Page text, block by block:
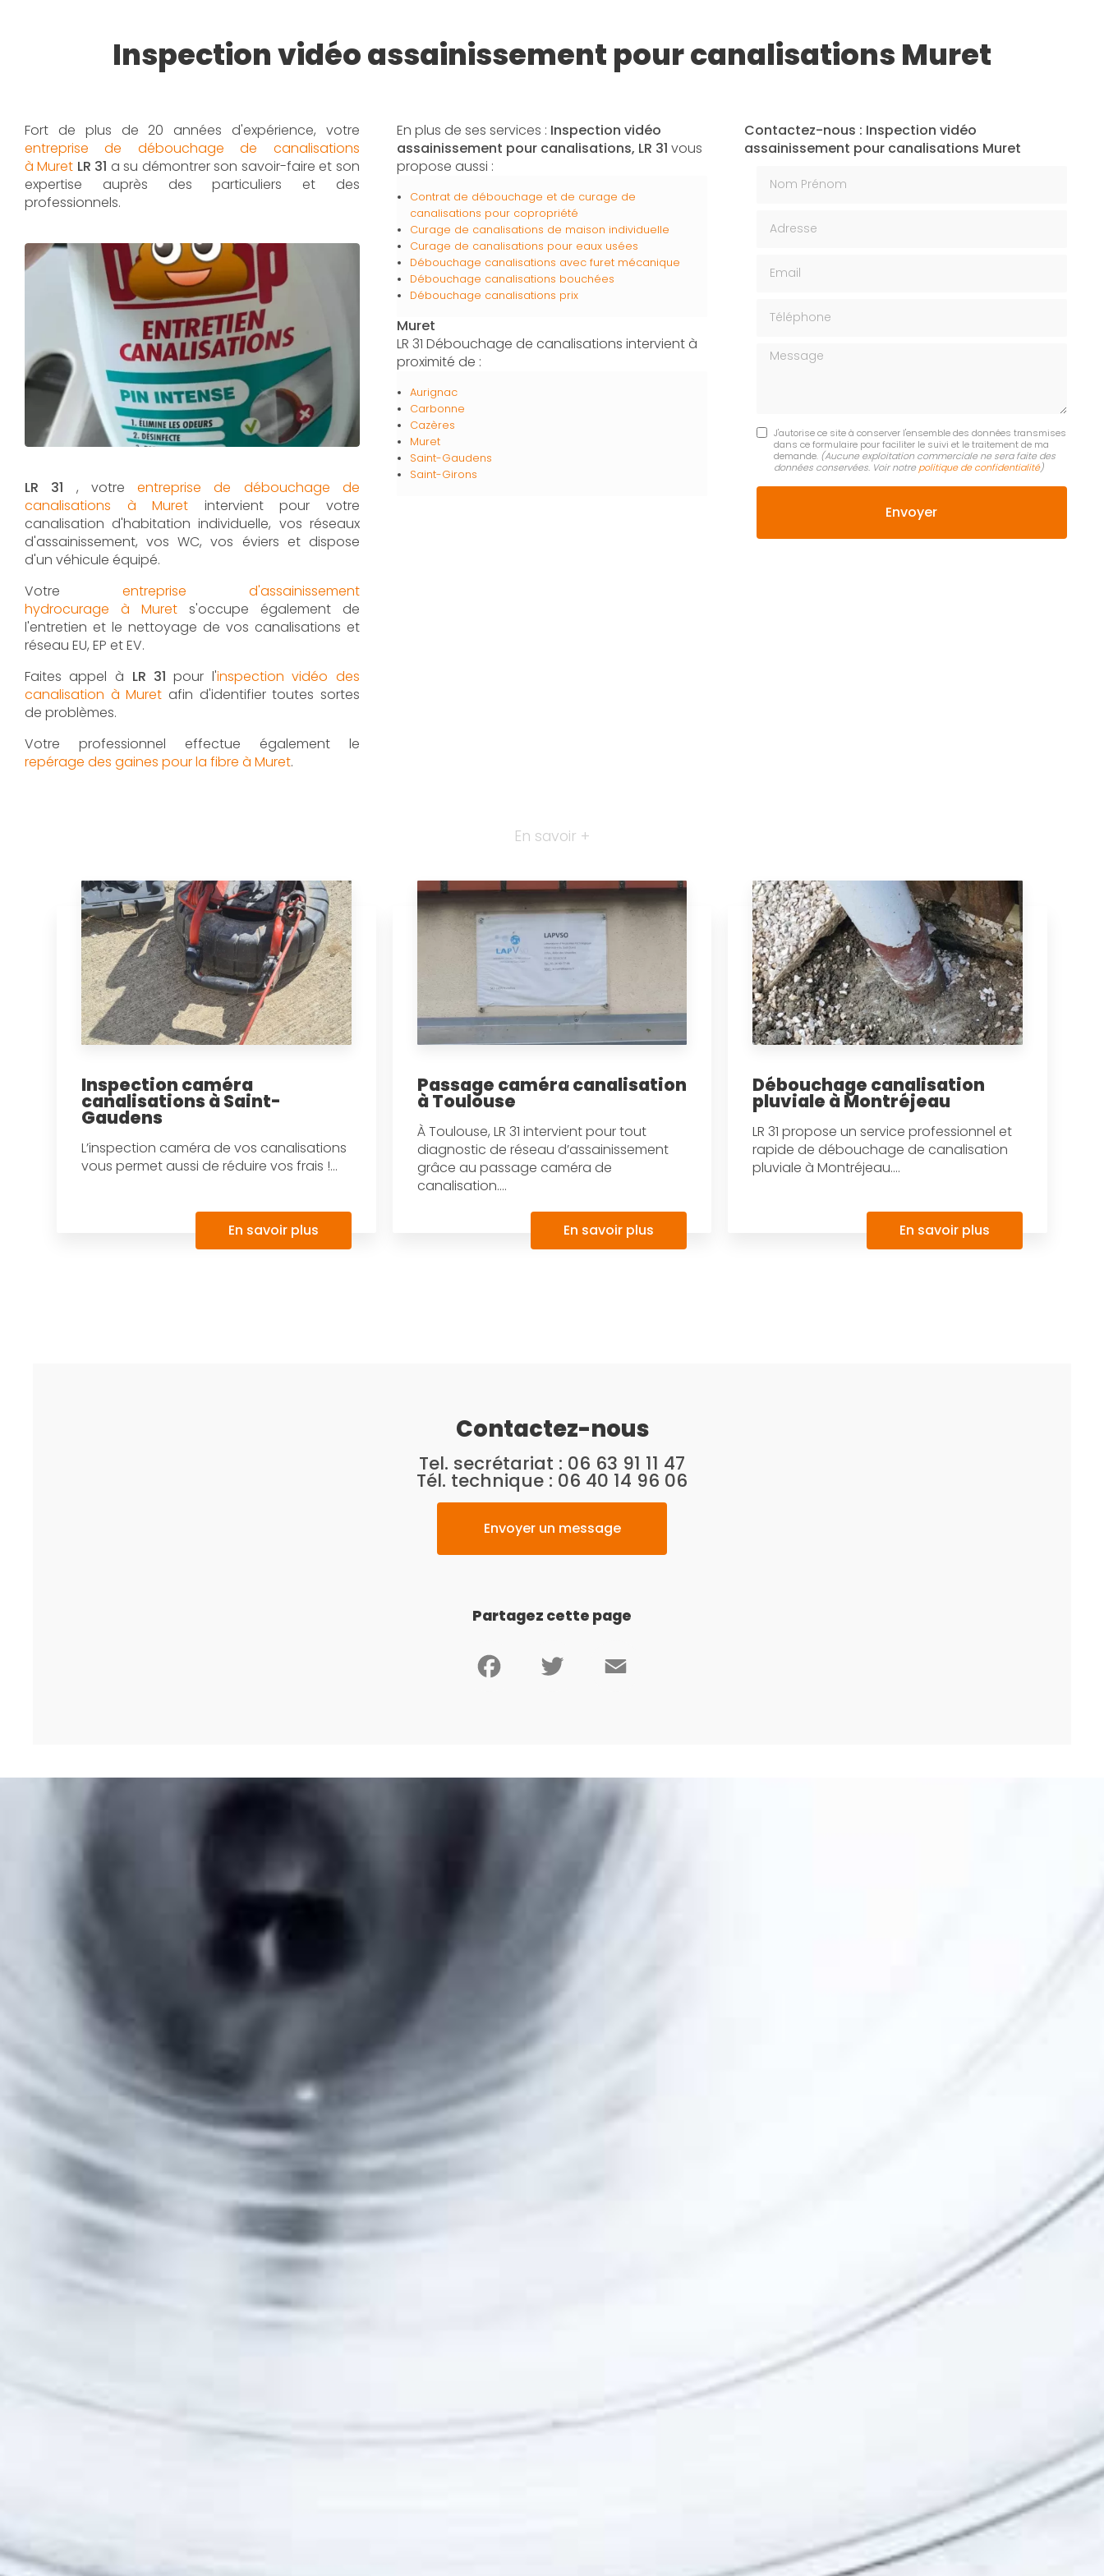
Inspection vidéo assainissement pour canalisations Muret
Fort de plus de 20 années d'expérience, votre
entreprise de débouchage de canalisations
à Muret LR 31 a su démontrer son savoir-faire et son
expertise auprès des particuliers et des
professionnels.
LR 31 , votreentreprise de débouchage de
canalisations à Muret intervient pour votre
canalisation d'habitation individuelle, vos réseaux
d'assainissement, vos WC, vos éviers et dispose
d'un véhicule équipé.
Votre entreprise d'assainissement
hydrocurage à Muret s'occupe également de
l'entretien et le nettoyage de vos canalisations et
réseau EU, EP et EV.
Faites appel à LR 31 pour l'inspection vidéo des
canalisation à Muret afin d'identifier toutes sortes
de problèmes.
Votre professionnel effectue également le
repérage des gaines pour la fibre à Muret.
En plus de ses services : Inspection vidéo
assainissement pour canalisations, LR 31 vous
propose aussi :
Contrat de débouchage et de curage de
canalisations pour copropriété
Curage de canalisations de maison individuelle
Curage de canalisations pour eaux usées
Débouchage canalisations avec furet mécanique
Débouchage canalisations bouchées
Débouchage canalisations prix
Muret
LR 31 Débouchage de canalisations intervient à
proximité de :
Aurignac
Carbonne
Cazères
Muret
Saint-Gaudens
Saint-Girons
Contactez-nous : Inspection vidéo
assainissement pour canalisations Muret
Message
J'autorise ce site à conserver l'ensemble des données transmises
dans ce formulaire pour faciliter le suivi et le traitement de ma
demande. (Aucune exploitation commerciale ne sera faite des
données conservées. Voir notre politique de confidentialité)
En savoir +
Inspection caméra
canalisations à Saint-
Gaudens
L’inspection caméra de vos canalisations
vous permet aussi de réduire vos frais !...
En savoir plus
Passage caméra canalisation
à Toulouse
À Toulouse, LR 31 intervient pour tout
diagnostic de réseau d’assainissement
grâce au passage caméra de
canalisation....
En savoir plus
Débouchage canalisation
pluviale à Montréjeau
LR 31 propose un service professionnel et
rapide de débouchage de canalisation
pluviale à Montréjeau....
En savoir plus
Contactez-nous
Tel. secrétariat : 06 63 91 11 47
Tél. technique : 06 40 14 96 06
Envoyer un message
Partagez cette page